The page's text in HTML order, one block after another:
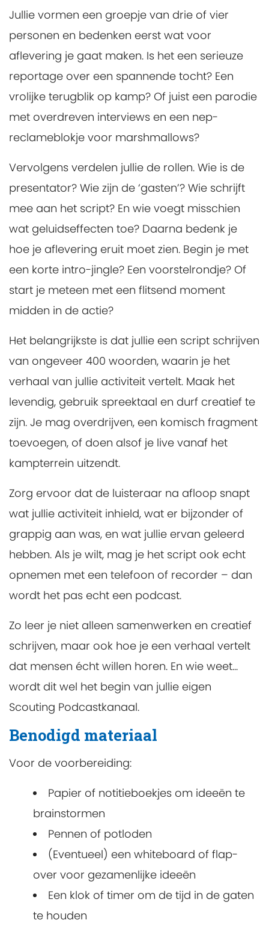
Jullie vormen een groepje van drie of vier
personen en bedenken eerst wat voor
aflevering je gaat maken. Is het een serieuze
reportage over een spannende tocht? Een
vrolijke terugblik op kamp? Of juist een parodie
met overdreven interviews en een nep-
reclameblokje voor marshmallows?
Vervolgens verdelen jullie de rollen. Wie is de
presentator? Wie zijn de ‘gasten’? Wie schrijft
mee aan het script? En wie voegt misschien
wat geluidseffecten toe? Daarna bedenk je
hoe je aflevering eruit moet zien. Begin je met
een korte intro-jingle? Een voorstelrondje? Of
start je meteen met een flitsend moment
midden in de actie?
Het belangrijkste is dat jullie een script schrijven
van ongeveer 400 woorden, waarin je het
verhaal van jullie activiteit vertelt. Maak het
levendig, gebruik spreektaal en durf creatief te
zijn. Je mag overdrijven, een komisch fragment
toevoegen, of doen alsof je live vanaf het
kampterrein uitzendt.
Zorg ervoor dat de luisteraar na afloop snapt
wat jullie activiteit inhield, wat er bijzonder of
grappig aan was, en wat jullie ervan geleerd
hebben. Als je wilt, mag je het script ook echt
opnemen met een telefoon of recorder – dan
wordt het pas echt een podcast.
Zo leer je niet alleen samenwerken en creatief
schrijven, maar ook hoe je een verhaal vertelt
dat mensen écht willen horen. En wie weet...
wordt dit wel het begin van jullie eigen
Scouting Podcastkanaal.
Benodigd materiaal
Voor de voorbereiding:
Papier of notitieboekjes om ideeën te
brainstormen
Pennen of potloden
(Eventueel) een whiteboard of flap-
over voor gezamenlijke ideeën
Een klok of timer om de tijd in de gaten
te houden